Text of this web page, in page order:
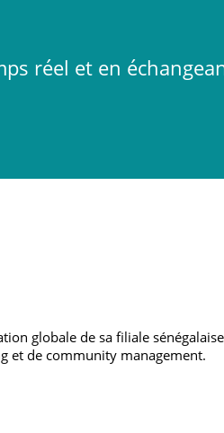
globale de sa filiale
et de community management.
réel et en